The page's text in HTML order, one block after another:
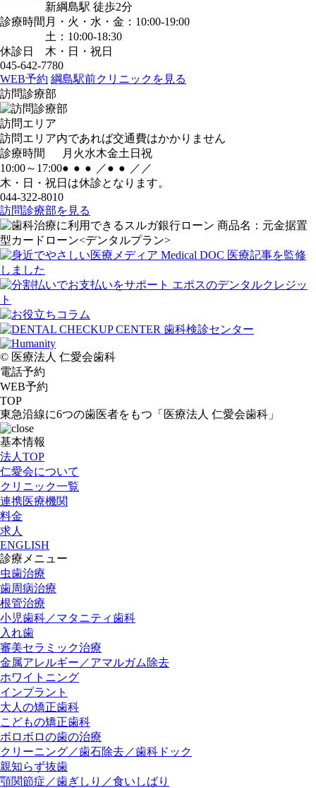
新綱島駅 徒歩2分
診療時間 月・火・水・金：10:00-19:00
土：10:00-18:30
休診日
木・日・祝日
045-642-7780
WEB予約 綱島駅前クリニックを見る
訪問診療部
訪問エリア
訪問エリア内であれば交通費はかかりません
診療時間
月 火水木金土 日 祝
10:00～17:00● ● ● ／● ● ／ ／
木・日・祝日は休診となります。
044-322-8010
訪問診療部を見る
© 医療法人 仁愛会歯科
電話予約
WEB予約
TOP
東急沿線に6つの歯医者をもつ「医療法人 仁愛会歯科」
基本情報
法人TOP
仁愛会について
クリニック一覧
連携医療機関
料金
求人
ENGLISH
診療メニュー
虫歯治療
歯周病治療
根管治療
小児歯科／マタニティ歯科
入れ歯
審美セラミック治療
金属アレルギー／アマルガム除去
ホワイトニング
インプラント
大人の矯正歯科
こどもの矯正歯科
ボロボロの歯の治療
クリーニング／歯石除去／歯科ドック
親知らず抜歯
顎関節症／歯ぎしり／食いしばり